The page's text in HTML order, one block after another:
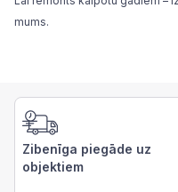
mums.
Zibenīga piegāde uz
objektiem